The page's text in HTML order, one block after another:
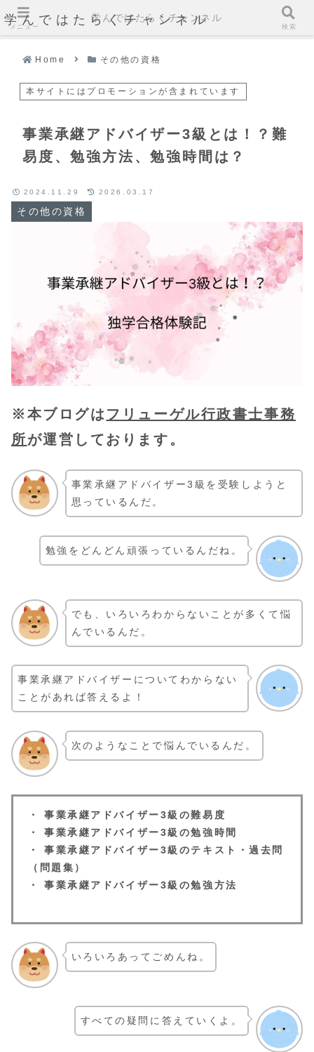
学んではたらくチャンネル
Home その他の資格
本サイトにはプロモーションが含まれています
事業承継アドバイザー3級とは！？難
易度、勉強方法、勉強時間は？
その他の資格
2024.11.29 2026.03.17
※本ブログは フリューゲル行政書士事務
所が運営しております。
事業承継アドバイザー3級を受験しようと
思っているんだ。
勉強をどんどん頑張っているんだね。
でも、いろいろわからないことが多くて悩
んでいるんだ。
事業承継アドバイザーについてわからない
ことがあれば答えるよ！
次のようなことで悩んでいるんだ。
・ 事業承継アドバイザー3級の難易度
・事業承継アドバイザー3級の勉強時間
・事業承継アドバイザー3級のテキスト・過去問
（問題集）
・事業承継アドバイザー3級の勉強方法
いろいろあってごめんね。
すべての疑問に答えていくよ。
メニュー
学んではたらくチャンネル
検索